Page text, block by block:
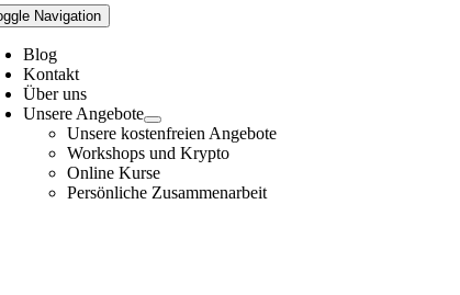
Navigation
Blog
Kontakt
Über uns
Unsere Angebote
Unsere kostenfreien Angebote
Workshops und Krypto
Online Kurse
Persönliche Zusammenarbeit